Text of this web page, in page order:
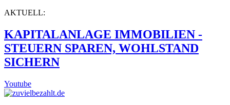
AKTUELL:
KAPITALANLAGE IMMOBILIEN -
STEUERN SPAREN, WOHLSTAND
SICHERN
Youtube